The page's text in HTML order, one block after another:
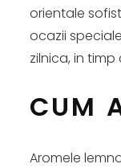
orientale
ocazii
zilnica, in
CUM
Aromele